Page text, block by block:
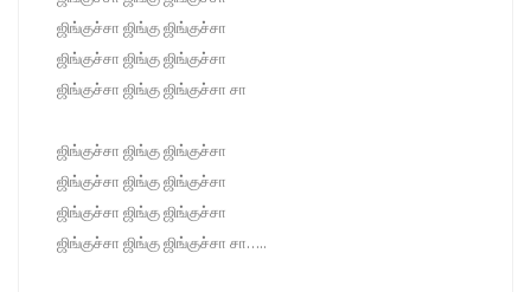
ஜிங்குச்சா ஜிங்கு ஜிங்குச்சா
ஜிங்குச்சா ஜிங்கு ஜிங்குச்சா
ஜிங்குச்சா ஜிங்கு ஜிங்குச்சா சா
ஜிங்குச்சா ஜிங்கு ஜிங்குச்சா
ஜிங்குச்சா ஜிங்கு ஜிங்குச்சா
ஜிங்குச்சா ஜிங்கு ஜிங்குச்சா
ஜிங்குச்சா ஜிங்கு ஜிங்குச்சா சா…..